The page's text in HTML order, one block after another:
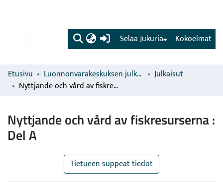
(current) Kokoelmat
Selaa Jukuria
Etusivu Luonnonvarakeskuksen julkaisut
Julkaisut
Nyttjande och vård av fiskresurserna : Del A
Nyttjande och vård av fiskresurserna :
Del A
Tietueen suppeat tiedot